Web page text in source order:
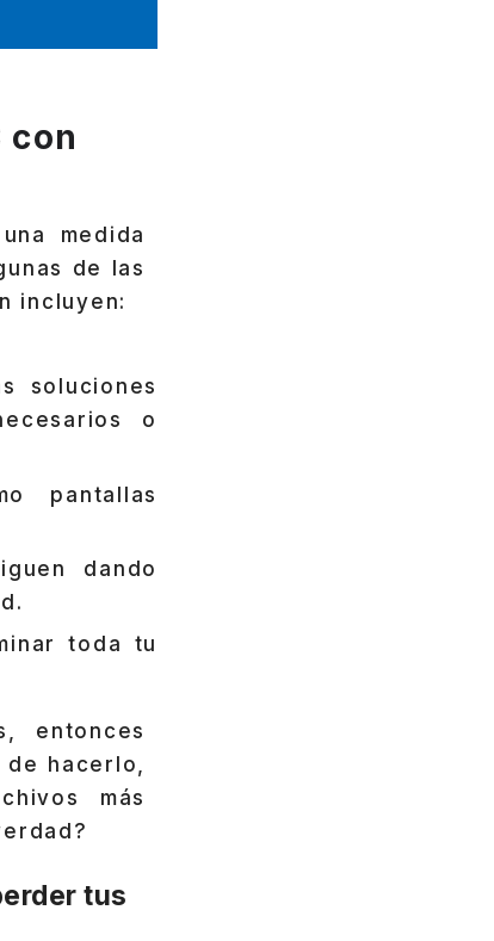
con
medida
de las
incluyen:
soluciones
o
pantallas
dando
toda tu
entonces
hacerlo,
más
tus